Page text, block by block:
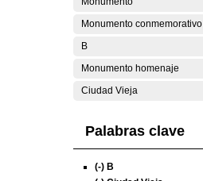
Monumento conmemorativo
B
Monumento homenaje
Ciudad Vieja
Palabras clave
(-) B